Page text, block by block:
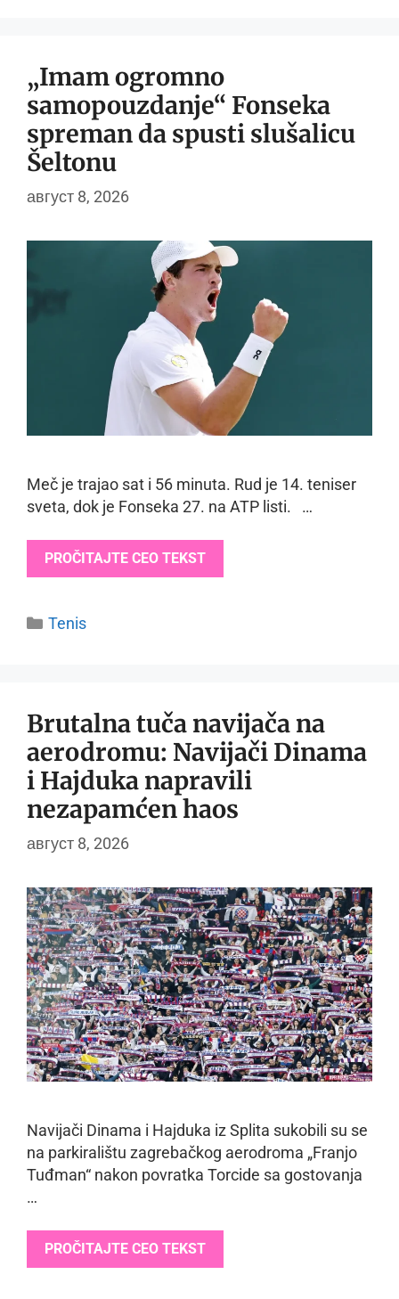
„Imam ogromno
samopouzdanje“ Fonseka
spreman da spusti slušalicu
Šeltonu
август 8, 2026
Meč je trajao sat i 56 minuta. Rud je 14. teniser
sveta, dok je Fonseka 27. na ATP listi. …
PROČITAJTE CEO TEKST
Categories
Tenis
Brutalna tuča navijača na
aerodromu: Navijači Dinama
i Hajduka napravili
nezapamćen haos
август 8, 2026
Navijači Dinama i Hajduka iz Splita sukobili su se
na parkiralištu zagrebačkog aerodroma „Franjo
Tuđman“ nakon povratka Torcide sa gostovanja
…
PROČITAJTE CEO TEKST